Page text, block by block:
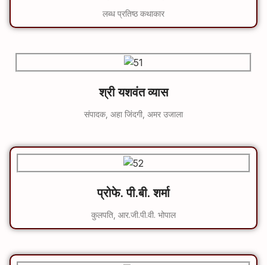
लब्ध प्रतिष्ठ कथाकार
श्री यशवंत व्यास
संपादक, अहा जिंदगी, अमर उजाला
प्रोफे. पी.बी. शर्मा
कुलपति, आर.जी.पी.वी. भोपाल